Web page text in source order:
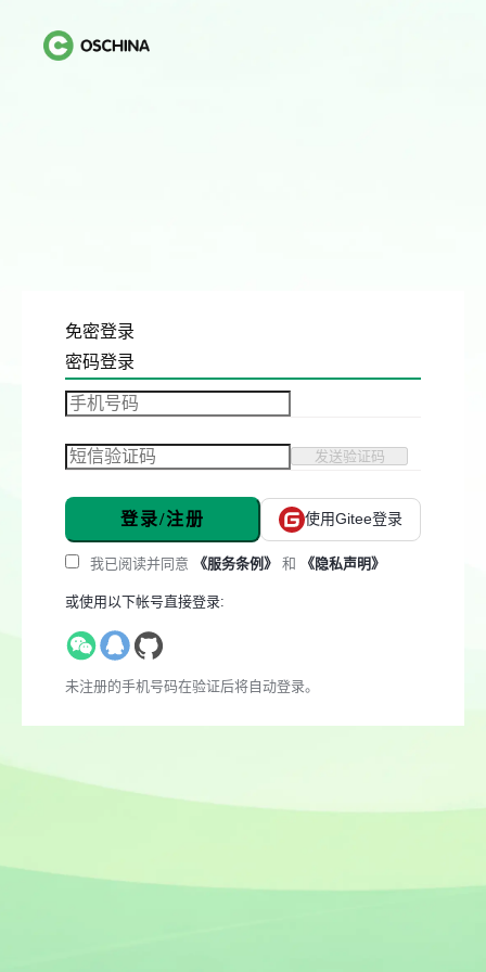
免密登录
密码登录
发送验证码
登录/注册 使用Gitee登录
我已阅读并同意 《服务条例》 和 《隐私声明》
或使用以下帐号直接登录:
未注册的手机号码在验证后将自动登录。